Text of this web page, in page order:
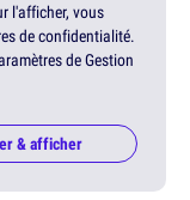
l'afficher, vous
de confidentialité.
de Gestion
& afficher